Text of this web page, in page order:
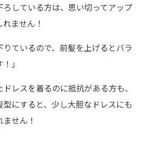
ろしている方は、思い切ってアップ
ません！
りているので、前髪を上げるとバラ
」
レスを着るのに抵抗がある方も、
にすると、少し大胆なドレスにも
せん！